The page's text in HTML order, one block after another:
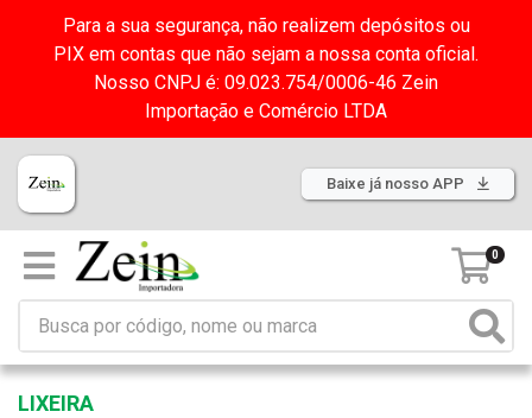
Para a sua segurança, não realizem depósitos ou
PIX em contas que não sejam a nossa conta oficial.
Nosso CNPJ é: 09.023.754/0006-46 Zein
Importação e Comércio LTDA
Baixe já nosso APP
0
LIXEIRA